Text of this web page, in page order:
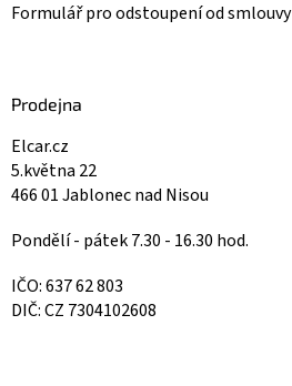
Formulář pro odstoupení od smlouvy
Prodejna
Elcar.cz
5.května 22
466 01 Jablonec nad Nisou
Pondělí - pátek 7.30 - 16.30 hod.
IČO: 637 62 803
DIČ: CZ 7304102608